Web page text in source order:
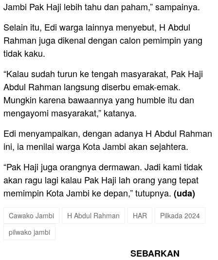
Jambi Pak Haji lebih tahu dan paham,” sampainya.
Selain itu, Edi warga lainnya menyebut, H Abdul
Rahman juga dikenal dengan calon pemimpin yang
tidak kaku.
“Kalau sudah turun ke tengah masyarakat, Pak Haji
Abdul Rahman langsung diserbu emak-emak.
Mungkin karena bawaannya yang humble itu dan
mengayomi masyarakat,” katanya.
Edi menyampaikan, dengan adanya H Abdul Rahman
ini, ia menilai warga Kota Jambi akan sejahtera.
“Pak Haji juga orangnya dermawan. Jadi kami tidak
akan ragu lagi kalau Pak Haji lah orang yang tepat
memimpin Kota Jambi ke depan,” tutupnya. (uda)
Cawako Jambi H Abdul Rahman HAR
Pilkada 2024
pilwako jambi
SEBARKAN